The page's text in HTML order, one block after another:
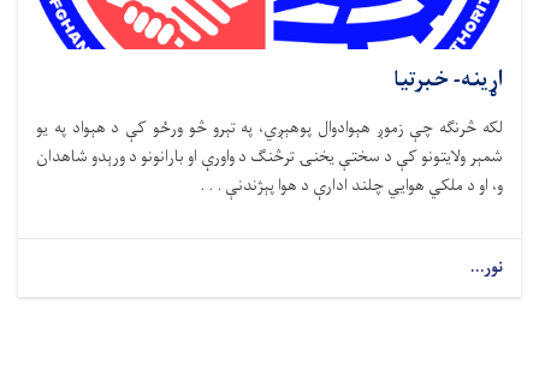
اړینه- خبرتیا
لکه څرنګه چې زموږ هېوادوال پوهېږي، په تېرو څو ورځو کې د هېواد په یو
شمېر ولایتونو کې د سختې یخنۍ ترڅنګ د واورې او بارانونو د ورېدو شاهدان
و، او د ملکي هوايي چلند ادارې د هوا پېژندنې . . .
نور...